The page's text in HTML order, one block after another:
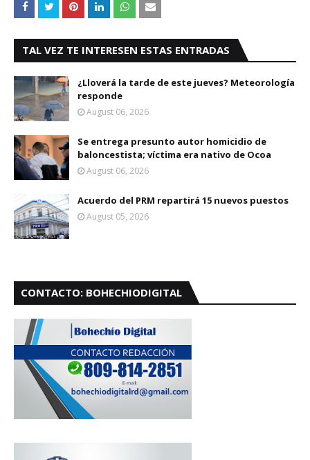
TAL VEZ TE INTERESEN ESTAS ENTRADAS
¿Lloverá la tarde de este jueves? Meteorología
responde
August 06, 2026
Se entrega presunto autor homicidio de
baloncestista; víctima era nativo de Ocoa
August 06, 2026
Acuerdo del PRM repartirá 15 nuevos puestos
August 05, 2026
CONTACTO: BOHECHIODIGITAL